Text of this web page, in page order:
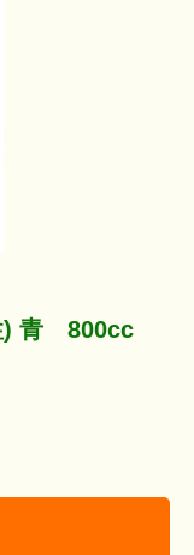
) 青 800cc